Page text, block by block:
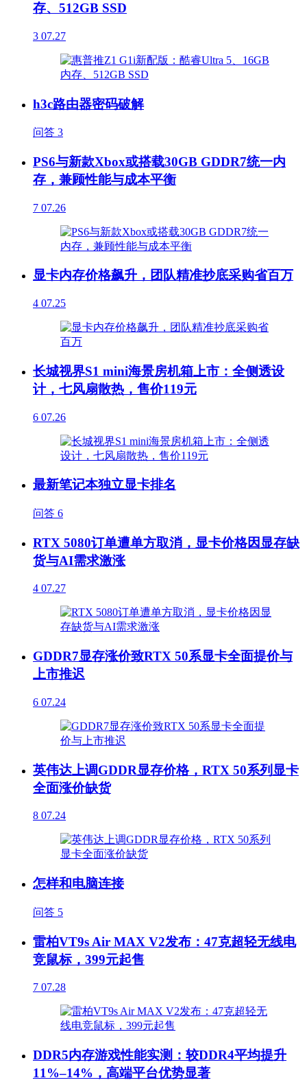
存、512GB SSD
3 07.27
h3c路由器密码破解
问答 3
PS6与新款Xbox或搭载30GB GDDR7统一内
存，兼顾性能与成本平衡
7 07.26
显卡内存价格飙升，团队精准抄底采购省百万
4 07.25
长城视界S1 mini海景房机箱上市：全侧透设
计，七风扇散热，售价119元
6 07.26
最新笔记本独立显卡排名
问答 6
RTX 5080订单遭单方取消，显卡价格因显存缺
货与AI需求激涨
4 07.27
GDDR7显存涨价致RTX 50系显卡全面提价与
上市推迟
6 07.24
英伟达上调GDDR显存价格，RTX 50系列显卡
全面涨价缺货
8 07.24
怎样和电脑连接
问答 5
雷柏VT9s Air MAX V2发布：47克超轻无线电
竞鼠标，399元起售
7 07.28
DDR5内存游戏性能实测：较DDR4平均提升
11%–14%，高端平台优势显著